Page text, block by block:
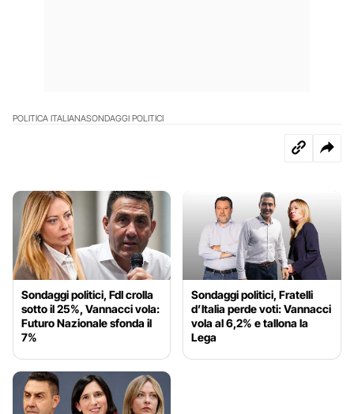
POLITICA ITALIANASONDAGGI POLITICI
Sondaggi politici, FdI crolla
sotto il 25%, Vannacci vola:
Futuro Nazionale sfonda il
7%
Sondaggi politici, Fratelli
d’Italia perde voti: Vannacci
vola al 6,2% e tallona la
Lega